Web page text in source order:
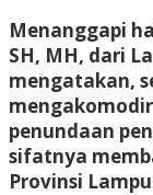
Menanggapi
SH, MH, dari
mengatakan,
penundaan
sifatnya
Provinsi